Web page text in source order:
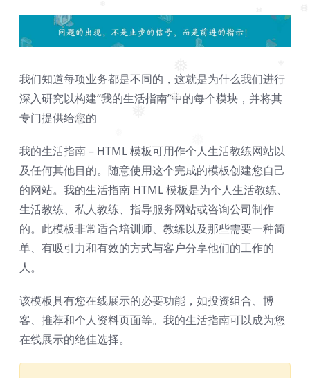
❅
❅
❅
❅
❅
我们知道每项业务都是不同的，这就是为什么我们进行
深入研究以构建“我的生活指南”中的每个模块，并将其
专门提供给您的
我的生活指南 – HTML 模板可用作个人生活教练网站以
及任何其他目的。随意使用这个完成的模板创建您自己
的网站。我的生活指南 HTML 模板是为个人生活教练、
生活教练、私人教练、指导服务网站或咨询公司制作
的。此模板非常适合培训师、教练以及那些需要一种简
单、有吸引力和有效的方式与客户分享他们的工作的
人。
该模板具有您在线展示的必要功能，如投资组合、博
客、推荐和个人资料页面等。我的生活指南可以成为您
在线展示的绝佳选择。